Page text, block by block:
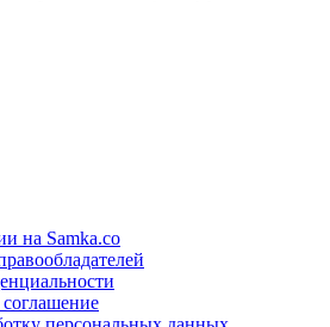
на Samka.co
соглашение